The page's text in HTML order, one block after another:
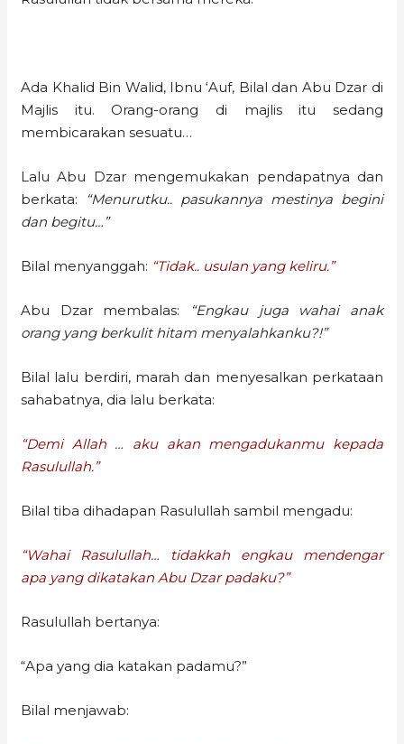
Ada Khalid Bin Walid, Ibnu ‘Auf, Bilal dan Abu Dzar di
Majlis itu. Orang-orang di majlis itu sedang
membicarakan sesuatu…
Lalu Abu Dzar mengemukakan pendapatnya dan
berkata:
“Menurutku.. pasukannya mestinya begini
dan begitu…”
Bilal menyanggah: “Tidak.. usulan yang keliru.”
Abu Dzar membalas:
“Engkau juga wahai anak
orang yang berkulit hitam menyalahkanku?!”
Bilal lalu berdiri, marah dan menyesalkan perkataan
sahabatnya, dia lalu berkata:
“Demi Allah … aku akan mengadukanmu kepada
Rasulullah.”
Bilal tiba dihadapan Rasulullah sambil mengadu:
“Wahai Rasulullah… tidakkah engkau mendengar
apa yang dikatakan Abu Dzar padaku?”
Rasulullah bertanya:
“Apa yang dia katakan padamu?”
Bilal menjawab: